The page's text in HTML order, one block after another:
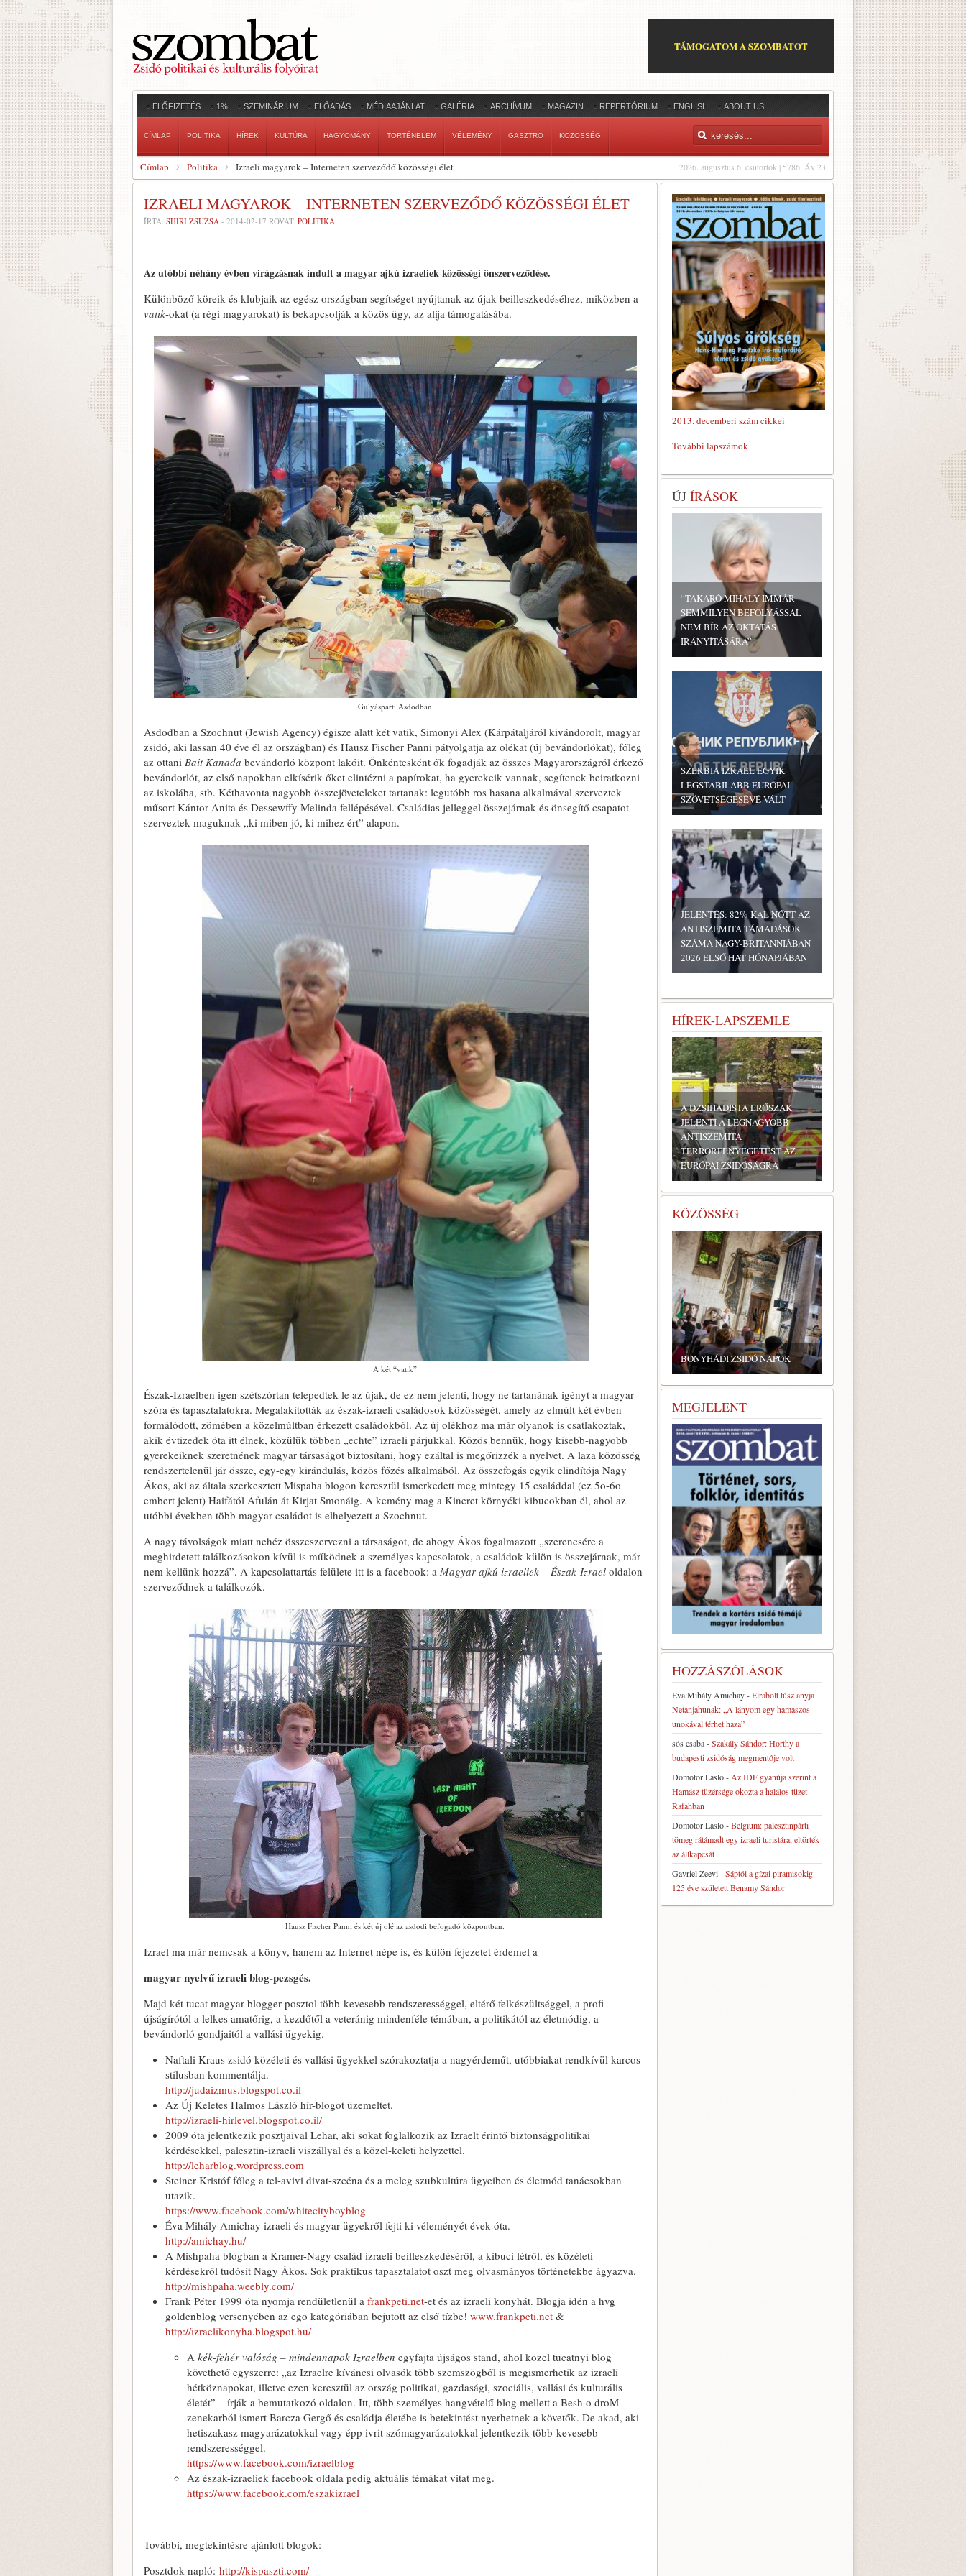
TÁMOGATOM A SZOMBATOT
ELŐFIZETÉS 1% SZEMINÁRIUM ELŐADÁS MÉDIAAJÁNLAT GALÉRIA ARCHÍVUM MAGAZIN REPERTÓRIUM ENGLISH ABOUT US
CÍMLAP POLITIKA HÍREK KULTÚRA HAGYOMÁNY TÖRTÉNELEM VÉLEMÉNY GASZTRO KÖZÖSSÉG
2026. augusztus 6, csütörtök | 5786. Áv 23
Címlap Politika Izraeli magyarok – Interneten szerveződő közösségi élet
IZRAELI MAGYAROK – INTERNETEN SZERVEZŐDŐ KÖZÖSSÉGI ÉLET
ÍRTA: SHIRI ZSUZSA - 2014-02-17 ROVAT: POLITIKA
Az utóbbi néhányévben virágzásnak indult a magyar ajkú izraeliek közösségi önszerveződése.
Különböző köreik és klubjaik az egész országban segítséget nyújtanak az újak beilleszkedéséhez, miközben a
vatik-okat (a régi magyarokat) is bekapcsolják a közös ügy, az alija támogatásába.
Gulyásparti Asdodban
Asdodban a Szochnut (Jewish Agency) égisze alatt két vatik, Simonyi Alex (Kárpátaljáról kivándorolt, magyar
zsidó, aki lassan 40 éve él az országban) és Hausz Fischer Panni pátyolgatja az olékat (új bevándorlókat), főleg
az ottani Bait Kanada bevándorló központ lakóit. Önkéntesként ők fogadják az összes Magyarországról érkező
bevándorlót, az első napokban elkísérik őket elintézni a papírokat, ha gyerekeik vannak, segítenek beiratkozni
az iskolába, stb. Kéthavonta nagyobb összejöveteleket tartanak: legutóbb ros hasana alkalmával szerveztek
műsort Kántor Anita és Dessewffy Melinda fellépésével. Családias jelleggel összejárnak és önsegítő csapatot
szerveztek maguknak „ki miben jó, ki mihez ért” alapon.
A két “vatik”
Észak-Izraelben igen szétszórtan telepedtek le az újak, de ez nem jelenti, hogy ne tartanának igényt a magyar
szóra és tapasztalatokra. Megalakították az észak-izraeli családosok közösségét, amely az elmúlt két évben
formálódott, zömében a közelmúltban érkezett családokból. Az új olékhoz ma már olyanok is csatlakoztak,
akik évtizedek óta itt élnek, közülük többen „echte” izraeli párjukkal. Közös bennük, hogy kisebb-nagyobb
gyerekeiknek szeretnének magyar társaságot biztosítani, hogy ezáltal is megőrizzék a nyelvet. A laza közösség
rendszertelenül jár össze, egy-egy kirándulás, közös főzés alkalmából. Az összefogás egyik elindítója Nagy
Ákos, aki az általa szerkesztett Mispaha blogon keresztül ismerkedett meg mintegy 15 családdal (ez 5o-6o
embert jelent) Haifától Afulán át Kirjat Smonáig. A kemény mag a Kineret környéki kibucokban él, ahol az
utóbbi években több magyar családot is elhelyezett a Szochnut.
A nagy távolságok miatt nehéz összeszervezni a társaságot, de ahogy Ákos fogalmazott „szerencsére a
meghirdetett találkozásokon kívül is működnek a személyes kapcsolatok, a családok külön is összejárnak, már
nem kellünk hozzá”. A kapcsolattartás felülete itt is a facebook: a Magyar ajkú izraeliek – Észak-Izrael oldalon
szerveződnek a találkozók.
Hausz Fischer Panni és két új olé az asdodi befogadó központban.
Izrael ma már nemcsak a könyv, hanem az Internet népe is, és külön fejezetet érdemel a
magyar nyelvű izraeli blog-pezsgés.
Majd két tucat magyar blogger posztol több-kevesebb rendszerességgel, eltérő felkészültséggel, a profi
újságírótól a lelkes amatőrig, a kezdőtől a veteránig mindenféle témában, a politikától az életmódig, a
bevándorló gondjaitól a vallási ügyekig.
Naftali Kraus zsidó közéleti és vallási ügyekkel szórakoztatja a nagyérdeműt, utóbbiakat rendkívül karcos
stílusban kommentálja.
http://judaizmus.blogspot.co.il
Az Új Keletes Halmos László hír-blogot üzemeltet.
http://izraeli-hirlevel.blogspot.co.il/
2009 óta jelentkezik posztjaival Lehar, aki sokat foglalkozik az Izraelt érintő biztonságpolitikai
kérdésekkel, palesztin-izraeli viszállyal és a közel-keleti helyzettel.
http://leharblog.wordpress.com
Steiner Kristóf főleg a tel-avivi divat-szcéna és a meleg szubkultúra ügyeiben és életmód tanácsokban
utazik.
https://www.facebook.com/whitecityboyblog
Éva Mihály Amichay izraeli és magyar ügyekről fejti ki véleményét évek óta.
http://amichay.hu/
A Mishpaha blogban a Kramer-Nagy család izraeli beilleszkedéséről, a kibuci létről, és közéleti
kérdésekről tudósít Nagy Ákos. Sok praktikus tapasztalatot oszt meg olvasmányos történetekbe ágyazva.
http://mishpaha.weebly.com/
Frank Péter 1999 óta nyomja rendületlenül a frankpeti.net-et és az izraeli konyhát. Blogja idén a hvg
goldenblog versenyében az ego kategóriában bejutott az első tízbe! www.frankpeti.net &
http://izraelikonyha.blogspot.hu/
A kék-fehér valóság – mindennapok Izraelben egyfajta újságos stand, ahol közel tucatnyi blog
követhető egyszerre: „az Izraelre kíváncsi olvasók több szemszögből is megismerhetik az izraeli
hétköznapokat, illetve ezen keresztül az ország politikai, gazdasági, szociális, vallási és kulturális
életét” – írják a bemutatkozó oldalon. Itt, több személyes hangvételű blog mellett a Besh o droM
zenekarból ismert Barcza Gergő és családja életébe is betekintést nyerhetnek a követők. De akad, aki
hetiszakasz magyarázatokkal vagy épp ivrit szómagyarázatokkal jelentkezik több-kevesebb
rendszerességgel.
https://www.facebook.com/izraelblog
Az észak-izraeliek facebook oldala pedig aktuális témákat vitat meg.
https://www.facebook.com/eszakizrael
További, megtekintésre ajánlott blogok:
Posztdok napló: http://kispaszti.com/
2013. decemberi szám cikkei
További lapszámok
ÚJ ÍRÁSOK
“TAKARÓ MIHÁLY IMMÁR
SEMMILYEN BEFOLYÁSSAL
NEM BÍR AZ OKTATÁS
IRÁNYÍTÁSÁRA”
SZERBIA IZRAEL EGYIK
LEGSTABILABB EURÓPAI
SZÖVETSÉGESÉVÉ VÁLT
JELENTÉS: 82%-KAL NŐTT AZ
ANTISZEMITA TÁMADÁSOK
SZÁMA NAGY-BRITANNIÁBAN
2026 ELSŐ HAT HÓNAPJÁBAN
HÍREK-LAPSZEMLE
A DZSIHADISTA ERŐSZAK
JELENTI A LEGNAGYOBB
ANTISZEMITA
TERRORFENYEGETÉST AZ
EURÓPAI ZSIDÓSÁGRA
KÖZÖSSÉG
ZSIDÓ GASZTRONÓMIAI
TALÁLKOZÓ A BONYHÁDI
ZSINAGÓGÁBAN
MEGJELENT
HOZZÁSZÓLÁSOK
Eva Mihály Amichay-Elrabolt túsz anyja
Netanjahunak: „A lányom egy hamaszos
unokával térhet haza”
sós csaba-Szakály Sándor: Horthy a
budapesti zsidóság megmentője volt
Domotor Laslo- Az IDF gyanúja szerint a
Hamász tüzérsége okozta a halálos tüzet
Rafahban
Domotor Laslo-Belgium: palesztinpárti
tömeg rátámadt egy izraeli turistára, eltörték
az állkapcsát
Gavriel Zeevi-Sáptól a gízai piramisokig –
125 éve született Benamy Sándor